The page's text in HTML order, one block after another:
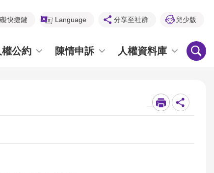
快捷鍵 Language 分享至社群 兒少版
公約 陳情申訴 人權資料庫